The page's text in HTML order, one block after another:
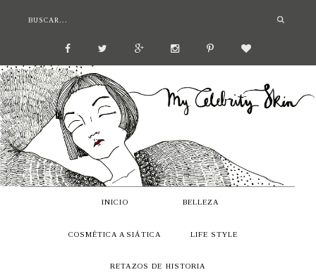
INICIO BELLEZA
COSMÉTICA ASIÁTICA LIFE STYLE
RETAZOS DE HISTORIA